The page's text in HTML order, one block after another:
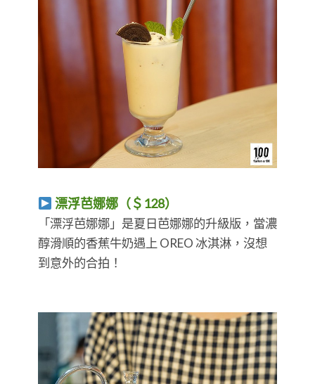
漂浮芭娜娜（＄128）
「漂浮芭娜娜」是夏日芭娜娜的升級版，當濃
醇滑順的香蕉牛奶遇上 OREO 冰淇淋，沒想
到意外的合拍！